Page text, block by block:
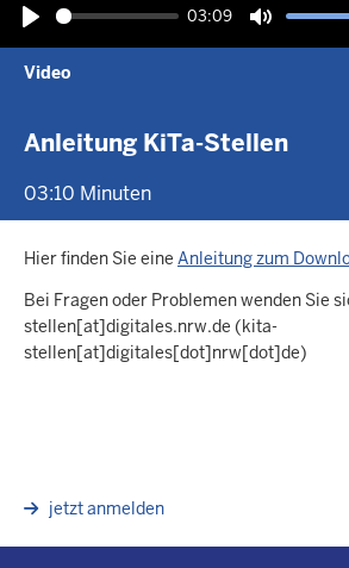
Spielen
03:09
Ton
Video
Anleitung KiTa-Stellen
03:10 Minuten
Hier finden Sie eine Anleitung zum
Bei Fragen oder Problemen wenden Sie
stellen[at]digitales.nrw.de (kita-
stellen[at]digitales[dot]nrw[dot]de)
jetzt anmelden